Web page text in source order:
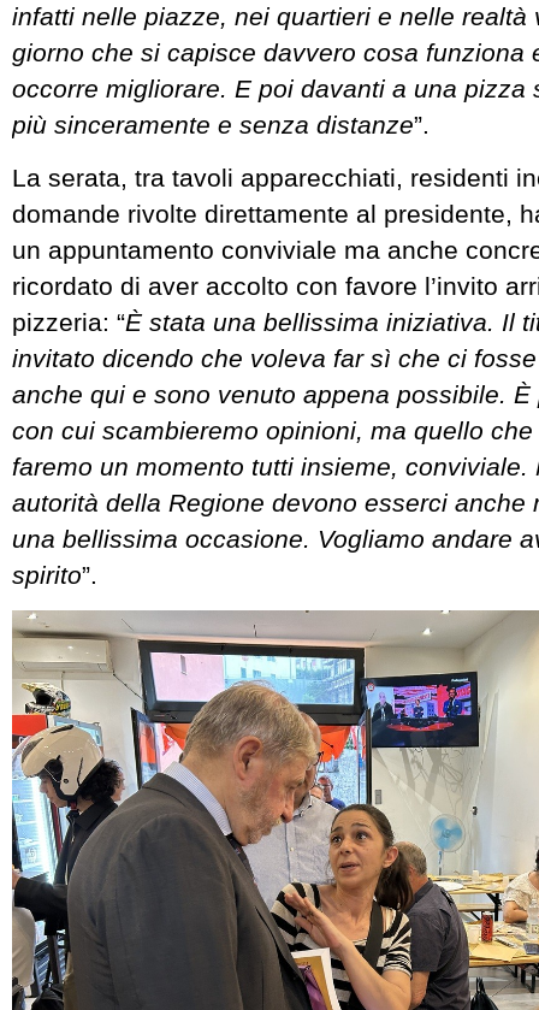
infatti nelle piazze, nei quartieri e nelle realtà
giorno che si capisce davvero cosa funziona
occorre migliorare. E poi davanti a una pizza
più sinceramente e senza distanze”.
La serata, tra tavoli apparecchiati, residenti
domande rivolte direttamente al presidente,
un appuntamento conviviale ma anche
ricordato di aver accolto con favore l’invito
pizzeria: “È stata una bellissima iniziativa. Il
invitato dicendo che voleva far sì che ci
anche qui e sono venuto appena possibile.
con cui scambieremo opinioni, ma quello
faremo un momento tutti insieme, conviviale.
autorità della Regione devono esserci anche
una bellissima occasione. Vogliamo andare
spirito”.